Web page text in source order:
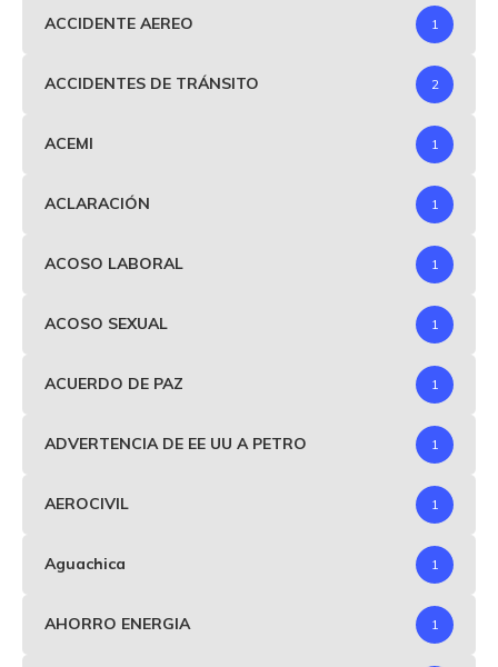
ACCIDENTE AEREO 1
ACCIDENTES DE TRÁNSITO 2
ACEMI 1
ACLARACIÓN 1
ACOSO LABORAL 1
ACOSO SEXUAL 1
ACUERDO DE PAZ 1
ADVERTENCIA DE EE UU A PETRO 1
AEROCIVIL 1
Aguachica 1
AHORRO ENERGIA 1